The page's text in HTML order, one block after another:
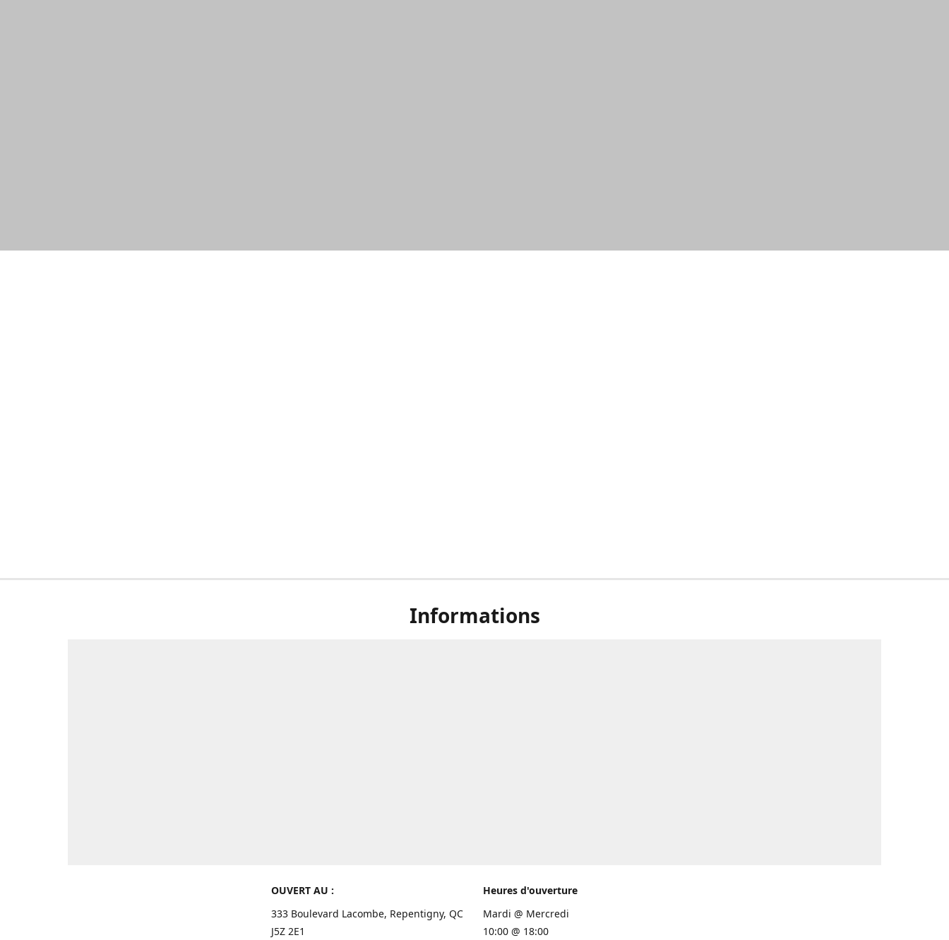
Informations
OUVERT AU :
333 Boulevard Lacombe, Repentigny, QC
J5Z 2E1
Heures d'ouverture
Mardi @ Mercredi
10:00 @ 18:00